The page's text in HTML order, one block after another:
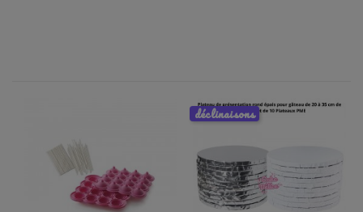
déclinaisons